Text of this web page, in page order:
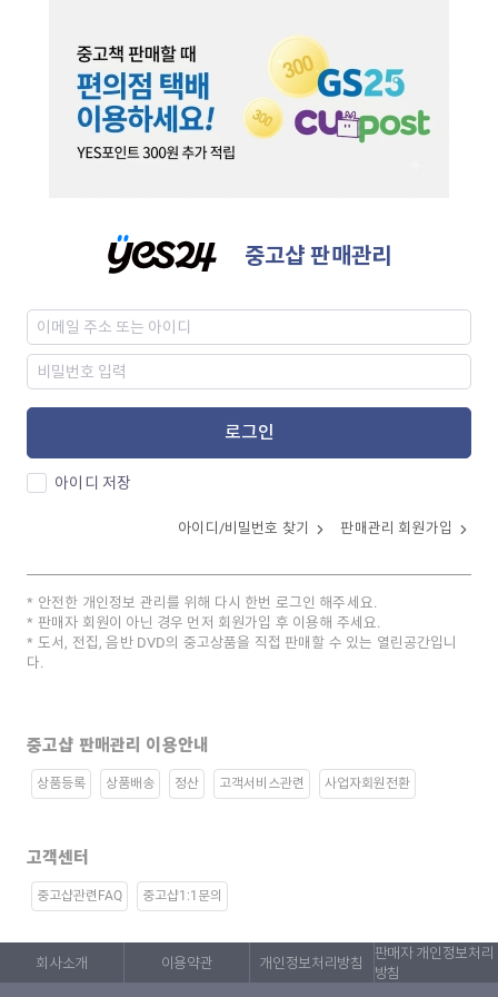
중고샵 판매관리
로그인
아이디 저장
아이디/비밀번호 찾기 판매관리 회원가입
안전한 개인정보 관리를 위해 다시 한번 로그인 해주세요.
판매자 회원이 아닌 경우 먼저 회원가입 후 이용해 주세요.
도서, 전집, 음반 DVD의 중고상품을 직접 판매할 수 있는 열린공간입니
다.
중고샵 판매관리 이용안내
상품등록 상품배송 정산 고객서비스관련 사업자회원전환
고객센터
중고샵관련FAQ 중고샵1:1문의
회사소개 이용약관 개인정보처리방침
판매자 개인정보처리
방침